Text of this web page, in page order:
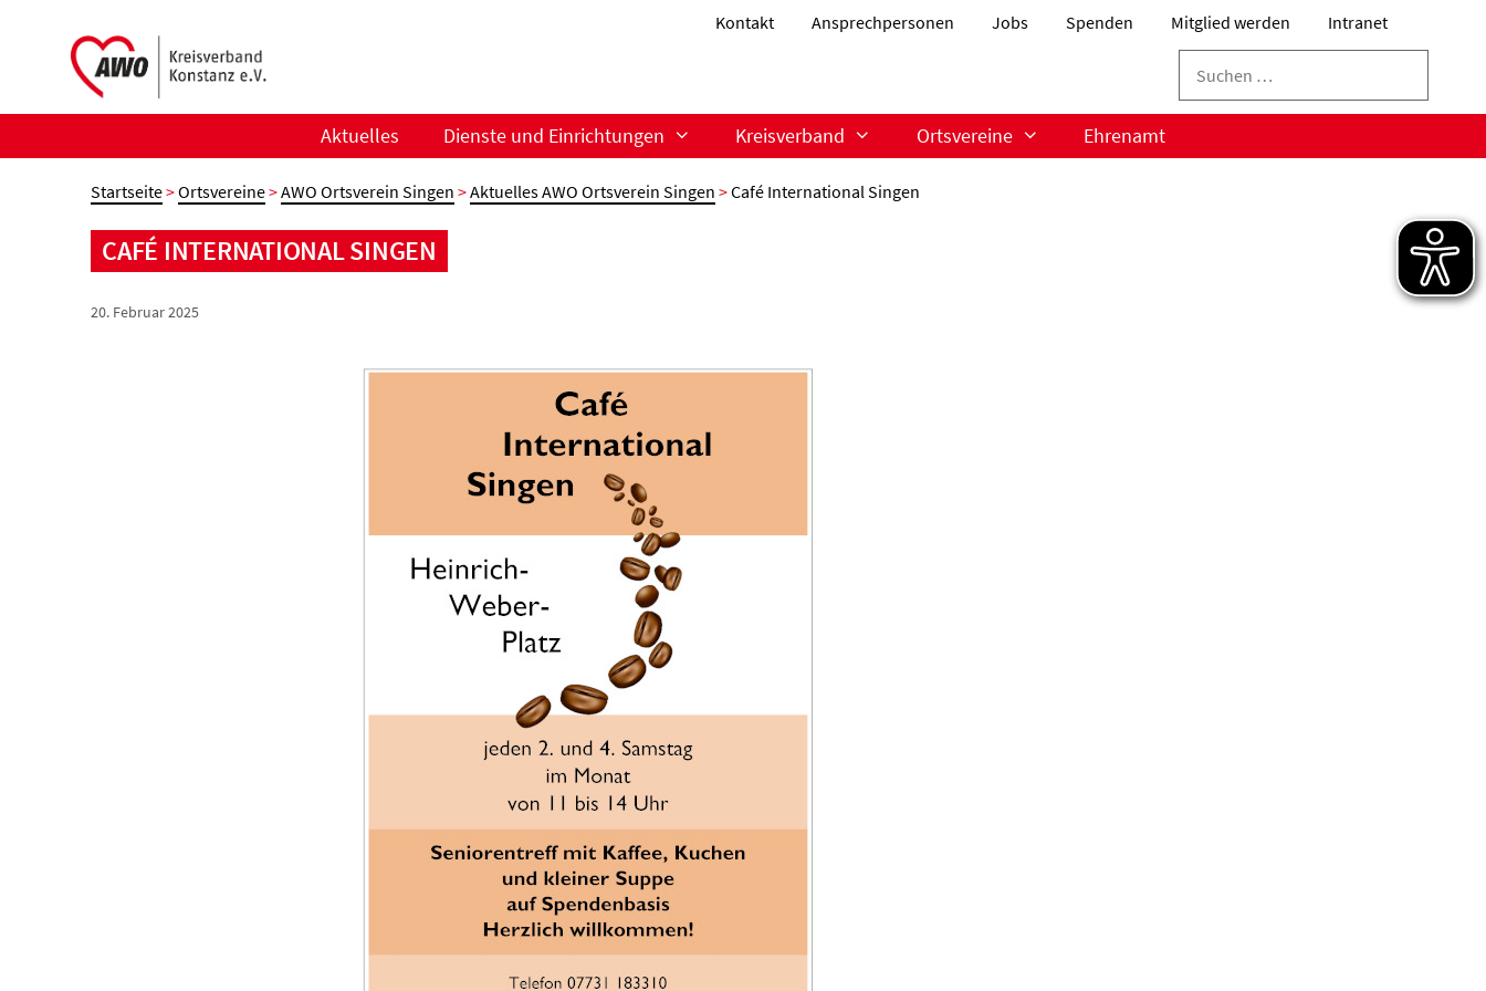
Kontakt Ansprechpersonen Jobs Spenden Mitglied werden
Intranet
nach:
Aktuelles Dienste und Einrichtungen Kreisverband Ortsvereine Ehrenamt
Startseite>Ortsvereine>AWO Ortsverein Singen >Aktuelles AWO Ortsverein Singen >Café International Singen
CAFÉ INTERNATIONAL SINGEN
20. Februar 2025